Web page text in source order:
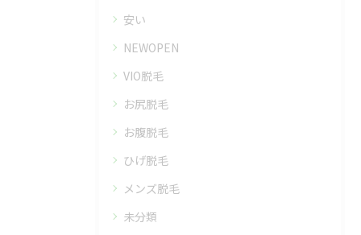
安い
NEWOPEN
VIO脱毛
お尻脱毛
お腹脱毛
ひげ脱毛
メンズ脱毛
未分類